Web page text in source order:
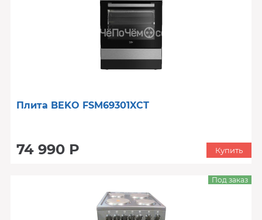
Плита BEKO FSM69301XCT
74 990 Р Купить
Под заказ